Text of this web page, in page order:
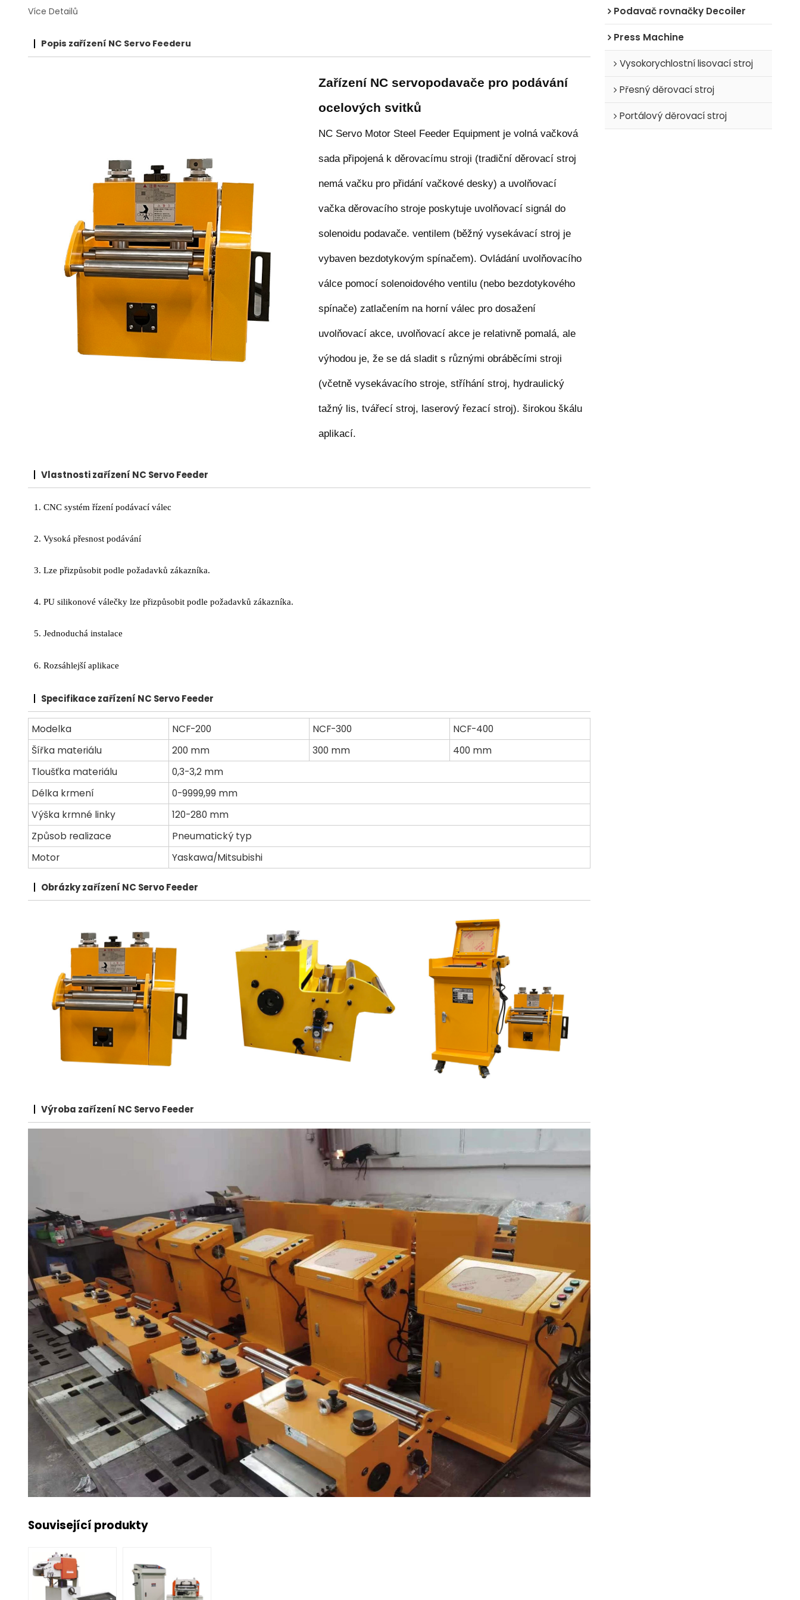
Více Detailů
Popis zařízení NC Servo Feederu
Zařízení NC servopodavače pro podávání
ocelových svitků
NC Servo Motor Steel Feeder Equipment je volná vačková
sada připojená k děrovacímu stroji (tradiční děrovací stroj
nemá vačku pro přidání vačkové desky) a uvolňovací
vačka děrovacího stroje poskytuje uvolňovací signál do
solenoidu podavače. ventilem (běžný vysekávací stroj je
vybaven bezdotykovým spínačem). Ovládání uvolňovacího
válce pomocí solenoidového ventilu (nebo bezdotykového
spínače) zatlačením na horní válec pro dosažení
uvolňovací akce, uvolňovací akce je relativně pomalá, ale
výhodou je, že se dá sladit s různými obráběcími stroji
(včetně vysekávacího stroje, stříhání stroj, hydraulický
tažný lis, tvářecí stroj, laserový řezací stroj). širokou škálu
aplikací.
Vlastnosti zařízení NC Servo Feeder
1. CNC systém řízení podávací válec
2. Vysoká přesnost podávání
3. Lze přizpůsobit podle požadavků zákazníka.
4. PU silikonové válečky lze přizpůsobit podle požadavků zákazníka.
5. Jednoduchá instalace
6. Rozsáhlejší aplikace
Specifikace zařízení NC Servo Feeder
Modelka NCF-200 NCF-300
NCF-400
Šířka materiálu
200 mm 300 mm
400 mm
Tloušťka materiálu
0,3-3,2 mm
Délka krmení
0-9999,99 mm
Výška krmné linky
120-280 mm
Způsob realizace
Pneumatický typ
Motor
Yaskawa/Mitsubishi
Obrázky zařízení NC Servo Feeder
Výroba zařízení NC Servo Feeder
Související produkty
Podavač rovnačky Decoiler
Press Machine
Vysokorychlostní lisovací stroj
Přesný děrovací stroj
Portálový děrovací stroj